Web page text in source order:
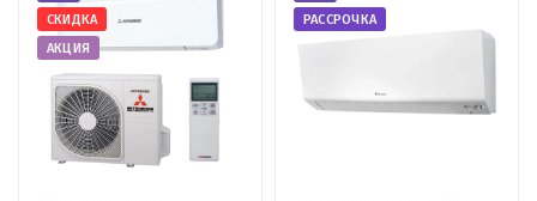
СКИДКА
АКЦИЯ
РАССРОЧКА